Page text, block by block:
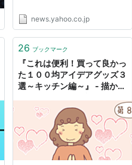
news.yahoo.co.jp
26 ブックマーク
『これは便利！買って良かっ
た１００均アイデアグッズ３
選～キッチン編～』 - 描かず